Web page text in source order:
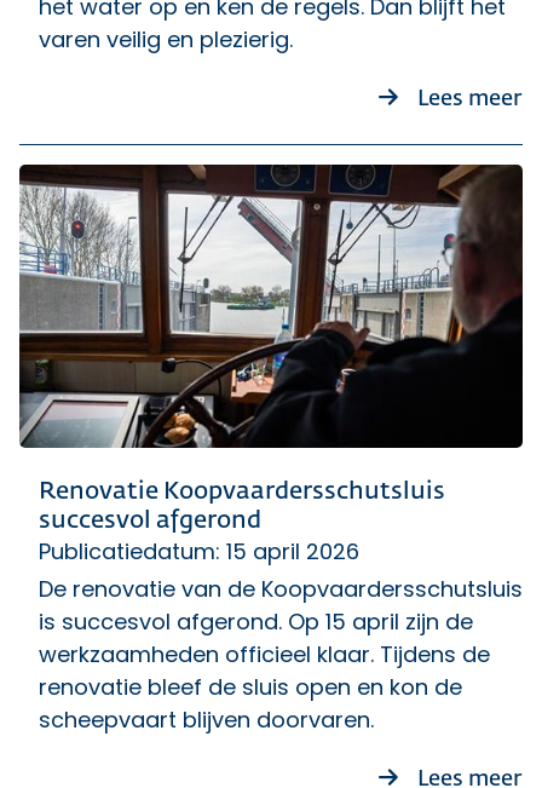
het water op en ken de regels. Dan blijft het
varen veilig en plezierig.
Lees meer
Renovatie Koopvaardersschutsluis
succesvol afgerond
Publicatiedatum: 15 april 2026
De renovatie van de Koopvaardersschutsluis
is succesvol afgerond. Op 15 april zijn de
werkzaamheden officieel klaar. Tijdens de
renovatie bleef de sluis open en kon de
scheepvaart blijven doorvaren.
Lees meer